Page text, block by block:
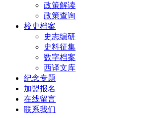
政策解读
政策查询
校史档案
史志编研
史料征集
数字档案
西译文库
纪念专题
加盟报名
在线留言
联系我们